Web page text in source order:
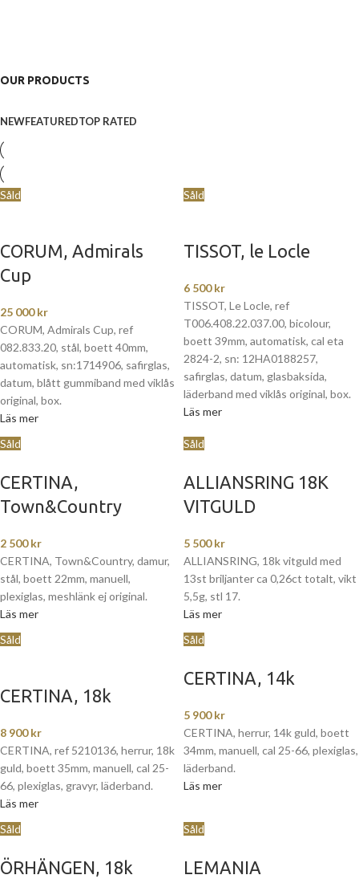
OUR PRODUCTS
NEWFEATUREDTOP RATED
Såld
CORUM, Admirals
Cup
25 000kr
CORUM, Admirals Cup, ref
082.833.20, stål, boett 40mm,
automatisk, sn:1714906, safirglas,
datum, blått gummiband med viklås
original, box.
Läs mer
Såld
TISSOT, le Locle
6 500kr
TISSOT, Le Locle, ref
T006.408.22.037.00, bicolour,
boett 39mm, automatisk, cal eta
2824-2, sn: 12HA0188257,
safirglas, datum, glasbaksida,
läderband med viklås original, box.
Läs mer
Såld
CERTINA,
Town&Country
2 500kr
CERTINA, Town&Country, damur,
stål, boett 22mm, manuell,
plexiglas, meshlänk ej original.
Läs mer
Såld
ALLIANSRING 18K
VITGULD
5 500kr
ALLIANSRING, 18k vitguld med
13st briljanter ca 0,26ct totalt, vikt
5,5g, stl 17.
Läs mer
Såld
CERTINA, 18k
8 900kr
CERTINA, ref 5210136, herrur, 18k
guld, boett 35mm, manuell, cal 25-
66, plexiglas, gravyr, läderband.
Läs mer
Såld
CERTINA, 14k
5 900kr
CERTINA, herrur, 14k guld, boett
34mm, manuell, cal 25-66, plexiglas,
läderband.
Läs mer
Såld
ÖRHÄNGEN, 18k
Såld
LEMANIA